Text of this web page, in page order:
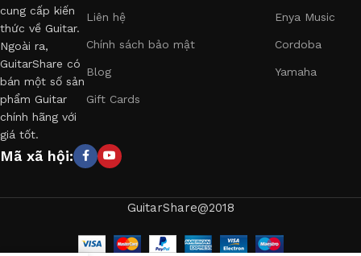
cung cấp kiến
thức về Guitar.
Ngoài ra,
GuitarShare có
bán một số sản
phẩm Guitar
chính hãng với
giá tốt.
Liên hệ
Chính sách bảo mật
Blog
Gift Cards
Enya Music
Cordoba
Yamaha
Mã xã hội:
GuitarShare@2018